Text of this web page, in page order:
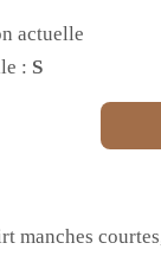
actuelle
: S
manches